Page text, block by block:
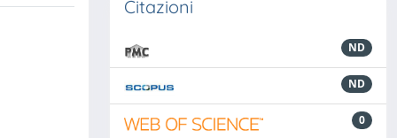
Citazioni
ND
ND
0